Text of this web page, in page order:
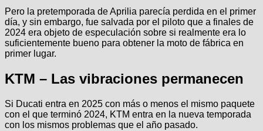
Pero la pretemporada de Aprilia parecía perdida en el primer
día, y sin embargo, fue salvada por el piloto que a finales de
2024 era objeto de especulación sobre si realmente era lo
suficientemente bueno para obtener la moto de fábrica en
primer lugar.
KTM – Las vibraciones permanecen
Si Ducati entra en 2025 con más o menos el mismo paquete
con el que terminó 2024, KTM entra en la nueva temporada
con los mismos problemas que el año pasado.